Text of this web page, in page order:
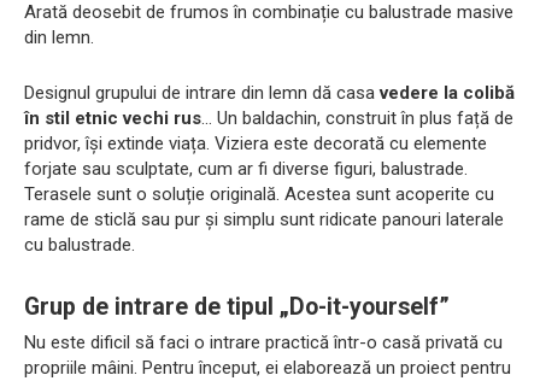
Arată deosebit de frumos în combinație cu balustrade masive
din lemn.
Designul grupului de intrare din lemn dă casavedere la colibă
​​în stil etnic vechi rus... Un baldachin, construit în plus față de
pridvor, își extinde viața. Viziera este decorată cu elemente
forjate sau sculptate, cum ar fi diverse figuri, balustrade.
Terasele sunt o soluție originală. Acestea sunt acoperite cu
rame de sticlă sau pur și simplu sunt ridicate panouri laterale
cu balustrade.
Grup de intrare de tipul „Do-it-yourself”
Nu este dificil să faci o intrare practică într-o casă privată cu
propriile mâini. Pentru început, ei elaborează un proiect pentru